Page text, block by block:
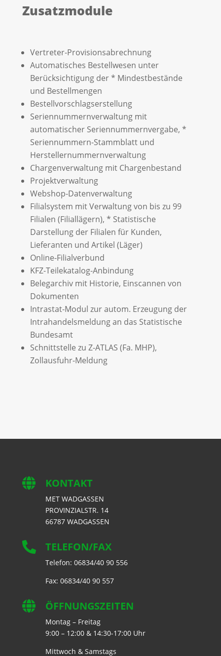
Zusatzmodule
Vertreter-Provisionsabrechnung
Automatisches Bestellwesen unter
Berücksichtigung der * Mindestbestände
und Bestellmengen
Bestellvorschlagserstellung
Seriennummernverwaltung mit
automatischer Seriennummernvergabe, *
Seriennummern-Stammblatt und
Herstellernummernverwaltung
Chargenverwaltung mit Chargenbestand
Projektverwaltung
Webshop-Datenverwaltung
Filialsystem mit Verwaltung von bis zu 99
Filialen (Filiallägern), * Statistische
Darstellung der Filialen für Kunden,
Lieferanten und Artikel (Läger)
Online-Filialverbund
KFZ-Teilekatalog-Anbindung
Belegarchiv mit Historie, Einscannen von
Dokumenten
Intrastat-Modul zur autom. Erzeugung der
Intrahandelsmeldung an das Statistische
Bundesamt
Schnittstelle zu Z-ATLAS (Fa. MHP),
Zollausfuhr-Meldung
 KONTAKT
MET WADGASSEN
PROVINZIALSTR. 14
66787 WADGASSEN
 TELEFON/FAX
Telefon: 06834/40 90 556
Fax: 06834/40 90 557
 ÖFFNUNGSZEITEN
Montag – Freitag
9:00 – 12:00 & 14:30-17:00 Uhr
Mittwoch & Samstags